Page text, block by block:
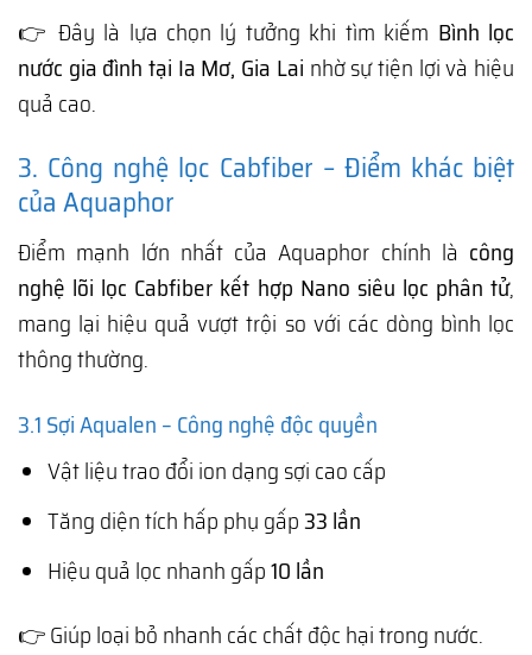
👉 Đây là lựa chọn lý tưởng khi tìm kiếm Bình lọc
nước gia đình tại Ia Mơ, Gia Lai nhờ sự tiện lợi và hiệu
quả cao.
3. Công nghệ lọc Cabfiber – Điểm khác biệt
của Aquaphor
Điểm mạnh lớn nhất của Aquaphor chính là công
nghệ lõi lọc Cabfiber kết hợp Nano siêu lọc phân tử,
mang lại hiệu quả vượt trội so với các dòng bình lọc
thông thường.
3.1 Sợi Aqualen – Công nghệ độc quyền
Vật liệu trao đổi ion dạng sợi cao cấp
Tăng diện tích hấp phụ gấp33 lần
Hiệu quả lọc nhanh gấp10 lần
👉 Giúp loại bỏ nhanh các chất độc hại trong nước.